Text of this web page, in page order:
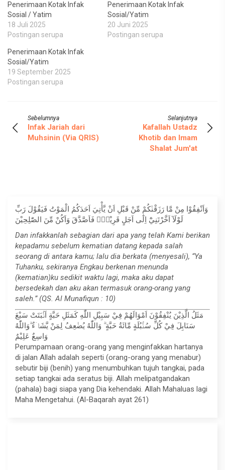
Penerimaan Kotak Infak
Sosial / Yatim
18 Juli 2025
Postingan serupa
Penerimaan Kotak Infak
Sosial/Yatim
20 Juni 2025
Postingan serupa
Penerimaan Kotak Infak
Sosial/Yatim
19 September 2025
Postingan serupa
Sebelumnya
Infak Jariah dari
Muhsinin (Via QRIS)
Selanjutnya
Kafallah Ustadz
Khotib dan Imam
Shalat Jum'at
وَاَنْفِقُوْا مِنْ مَّا رَزَقْنٰكُمْ مِّنْ قَبْلِ اَنْ يَّأْتِيَ اَحَدَكُمُ الْمَوْتُ فَيَقُوْلَ رَبِّ
لَوْلَآ اَخَّرْتَنِيْٓ اِلٰٓى اَجَلٍ قَرِيْبٍۚ فَاَصَّدَّقَ وَاَكُنْ مِّنَ الصّٰلِحِيْنَ
Dan infakkanlah sebagian dari apa yang telah Kami berikan
kepadamu sebelum kematian datang kepada salah
seorang di antara kamu; lalu dia berkata (menyesali), “Ya
Tuhanku, sekiranya Engkau berkenan menunda
(kematian)ku sedikit waktu lagi, maka aku dapat
bersedekah dan aku akan termasuk orang-orang yang
saleh.” (QS. Al Munafiqun : 10)
مَثَلُ الَّذِيْنَ يُنْفِقُوْنَ اَمْوَالَهُمْ فِيْ سَبِيْلِ اللّٰهِ كَمَثَلِ حَبَّةٍ اَنْۢبَتَتْ سَبْعَ
سَنَابِلَ فِيْ كُلِّ سُنْۢبُلَةٍ مِّائَةُ حَبَّةٍ ۗ وَاللّٰهُ يُضٰعِفُ لِمَنْ يَّشَاۤءُ ۗوَاللّٰهُ
وَاسِعٌ عَلِيْمٌ
Perumpamaan orang-orang yang menginfakkan hartanya
di jalan Allah adalah seperti (orang-orang yang menabur)
sebutir biji (benih) yang menumbuhkan tujuh tangkai, pada
setiap tangkai ada seratus biji. Allah melipatgandakan
(pahala) bagi siapa yang Dia kehendaki. Allah Mahaluas lagi
Maha Mengetahui. (Al-Baqarah ayat 261)